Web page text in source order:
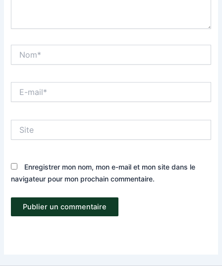
mail*
Enregistrer mon nom, mon e-mail et mon site dans le
navigateur pour mon prochain commentaire.